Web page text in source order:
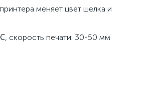
меняет цвет шелка и
скорость печати: 30-50 мм